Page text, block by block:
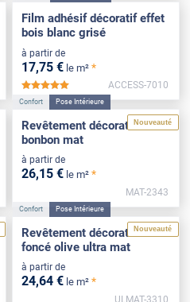
Film adhésif décoratif effet
bois blanc grisé
à partir de
17,75 € le m² *
ACCESS-7010
Nouveauté
Confort Pose Intérieure
Revêtement décoratif rose
bonbon mat
à partir de
26,15 € le m² *
MAT-2343
Nouveauté
Confort Pose Intérieure
Revêtement décoratif vert
foncé olive ultra mat
à partir de
24,64 € le m² *
ULMAT-3310